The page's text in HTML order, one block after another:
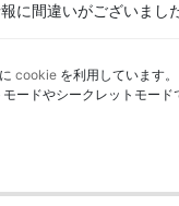
に間違いがございまし
cookie を利用しています。
ードやシークレットモー